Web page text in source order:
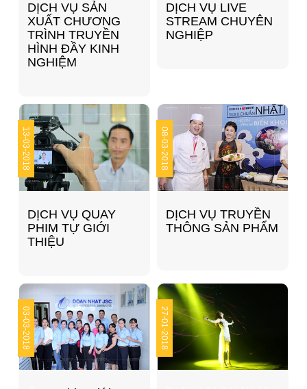
DỊCH VỤ SẢN
XUẤT CHƯƠNG
TRÌNH TRUYỀN
HÌNH ĐẦY KINH
NGHIỆM
DỊCH VỤ LIVE
STREAM CHUYÊN
NGHIỆP
DỊCH VỤ QUAY
PHIM TỰ GIỚI
THIỆU
13
03-2018
DỊCH VỤ TRUYỀN
THÔNG SẢN PHẨM
08
03-2018
03
03-2018
27
01-2018